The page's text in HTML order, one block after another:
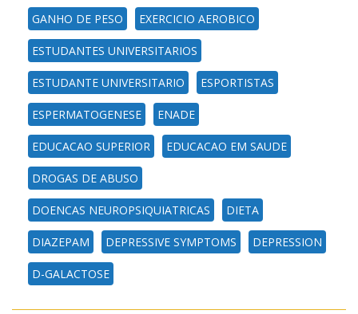
GANHO DE PESO EXERCICIO AEROBICO
ESTUDANTES UNIVERSITARIOS
ESTUDANTE UNIVERSITARIO ESPORTISTAS
ESPERMATOGENESE ENADE
EDUCACAO SUPERIOR EDUCACAO EM SAUDE
DROGAS DE ABUSO
DOENCAS NEUROPSIQUIATRICAS DIETA
DIAZEPAM DEPRESSIVE SYMPTOMS DEPRESSION
D-GALACTOSE